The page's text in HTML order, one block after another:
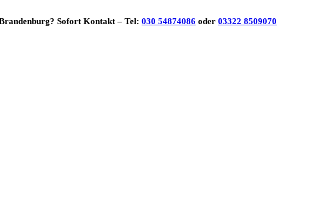
Sofort Kontakt – Tel: 030 54874086 oder 03322 8509070